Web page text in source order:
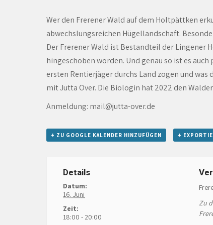
Wer den Frerener Wald auf dem Holtpättken
abwechslungsreichen Hügellandschaft.
Der Frerener Wald ist Bestandteil der Lingener
hingeschoben worden. Und genau so ist es
ersten Rentierjäger durchs Land zogen und
mit Jutta Over. Die Biologin hat 2022 den
Anmeldung: mail@jutta-over.de
+ ZU GOOGLE KALENDER HINZUFÜGEN +
Details
Datum:
16. Juni
Zeit:
18:00 - 20:00
Zu